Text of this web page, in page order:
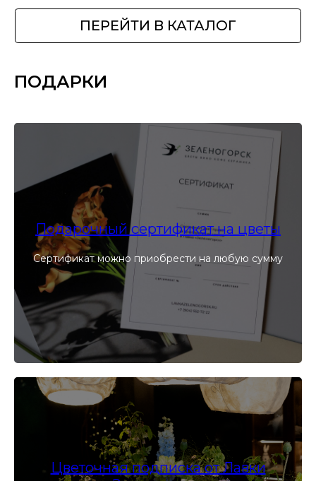
ПОДАРКИ
Подарочный сертификат на цветы
Сертификат можно приобрести на любую сумму
Цветочная подписка от Лавки